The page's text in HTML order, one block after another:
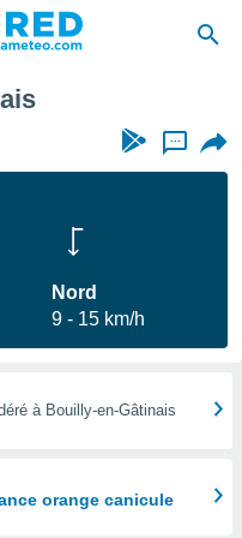
...
Nord
9
15 km/h
à Bouilly-en-Gâtinais
orange canicule